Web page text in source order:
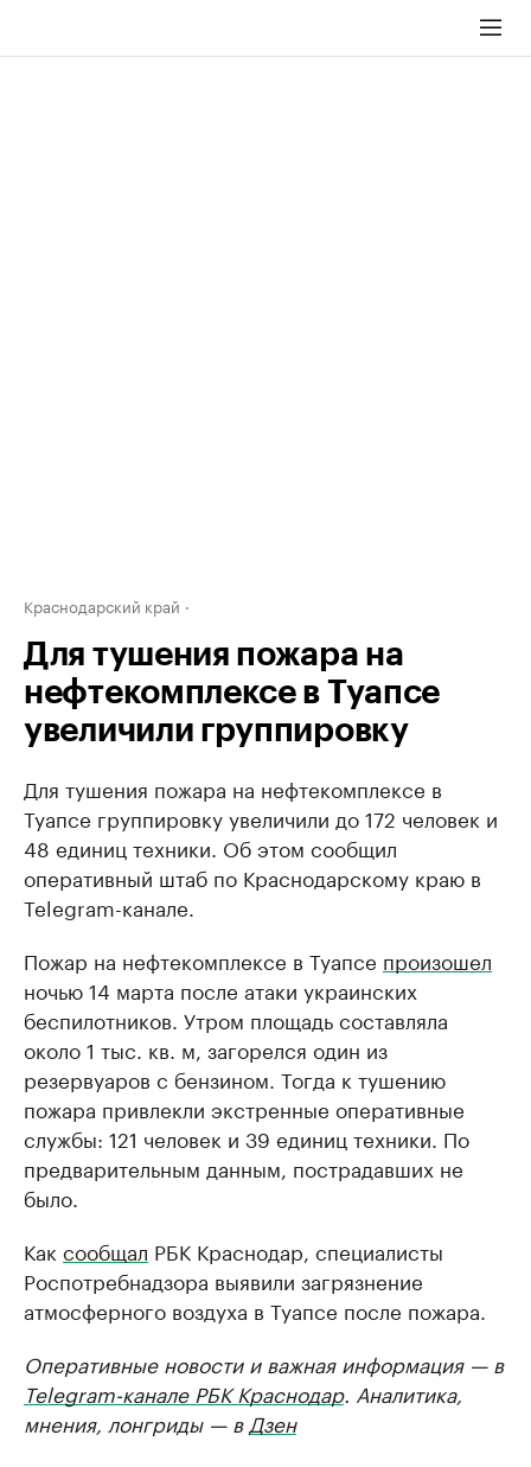
Краснодарский край
Для тушения пожара на
нефтекомплексе в Туапсе
увеличили группировку
Для тушения пожара на нефтекомплексе в
Туапсе группировку увеличили до 172 человек и
48 единиц техники. Об этом сообщил
оперативный штаб по Краснодарскому краю в
Telegram-канале.
Пожар на нефтекомплексе в Туапсе произошел
ночью 14 марта после атаки украинских
беспилотников. Утром площадь составляла
около 1 тыс. кв. м, загорелся один из
резервуаров с бензином. Тогда к тушению
пожара привлекли экстренные оперативные
службы: 121 человек и 39 единиц техники. По
предварительным данным, пострадавших не
было.
Как сообщал РБК Краснодар, специалисты
Роспотребнадзора выявили загрязнение
атмосферного воздуха в Туапсе после пожара.
Оперативные новости и важная информация — в
Telegram-канале РБК Краснодар. Аналитика,
мнения, лонгриды — в Дзен